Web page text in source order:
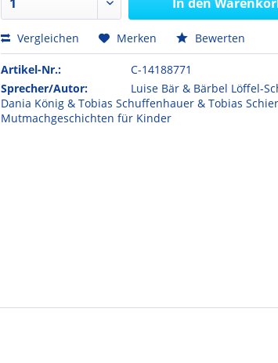
Vergleichen Merken Bewerten
Artikel-Nr.:
C-14188771
Sprecher/Autor:
Luise Bär & Bärbel Löffel-
Dania König & Tobias Schuffenhauer & Tobias
Mutmachgeschichten für Kinder